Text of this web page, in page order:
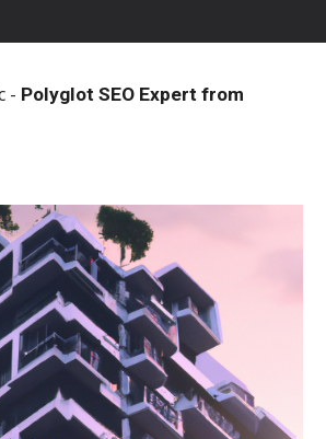
- Polyglot SEO Expert from